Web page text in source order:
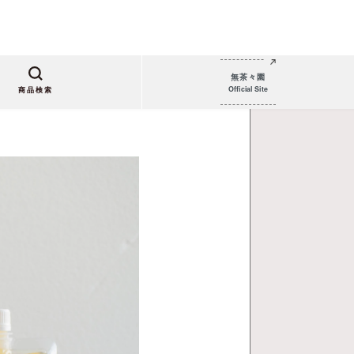
無茶々園
Official Site